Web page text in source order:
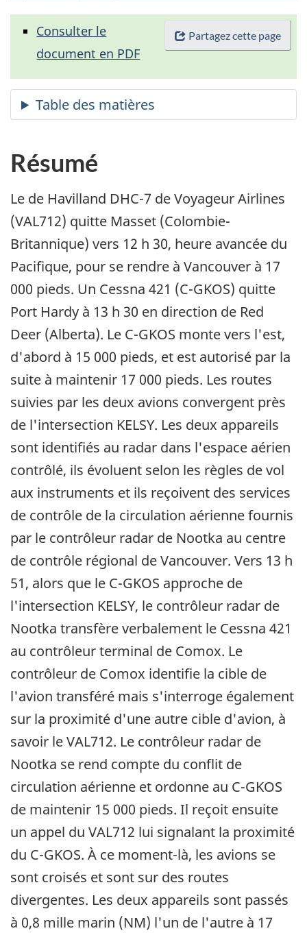
Partagez cette page
Consulter le
document en PDF
Résumé
Le de Havilland DHC-7 de Voyageur Airlines
(VAL712) quitte Masset (Colombie-
Britannique) vers 12 h 30, heure avancée du
Pacifique, pour se rendre à Vancouver à 17
000 pieds. Un Cessna 421 (C-GKOS) quitte
Port Hardy à 13 h 30 en direction de Red
Deer (Alberta). Le C-GKOS monte vers l'est,
d'abord à 15 000 pieds, et est autorisé par la
suite à maintenir 17 000 pieds. Les routes
suivies par les deux avions convergent près
de l'intersection KELSY. Les deux appareils
sont identifiés au radar dans l'espace aérien
contrôlé, ils évoluent selon les règles de vol
aux instruments et ils reçoivent des services
de contrôle de la circulation aérienne fournis
par le contrôleur radar de Nootka au centre
de contrôle régional de Vancouver. Vers 13 h
51, alors que le C-GKOS approche de
l'intersection KELSY, le contrôleur radar de
Nootka transfère verbalement le Cessna 421
au contrôleur terminal de Comox. Le
contrôleur de Comox identifie la cible de
l'avion transféré mais s'interroge également
sur la proximité d'une autre cible d'avion, à
savoir le VAL712. Le contrôleur radar de
Nootka se rend compte du conflit de
circulation aérienne et ordonne au C-GKOS
de maintenir 15 000 pieds. Il reçoit ensuite
un appel du VAL712 lui signalant la proximité
du C-GKOS. À ce moment-là, les avions se
sont croisés et sont sur des routes
divergentes. Les deux appareils sont passés
à 0,8 mille marin (NM) l'un de l'autre à 17